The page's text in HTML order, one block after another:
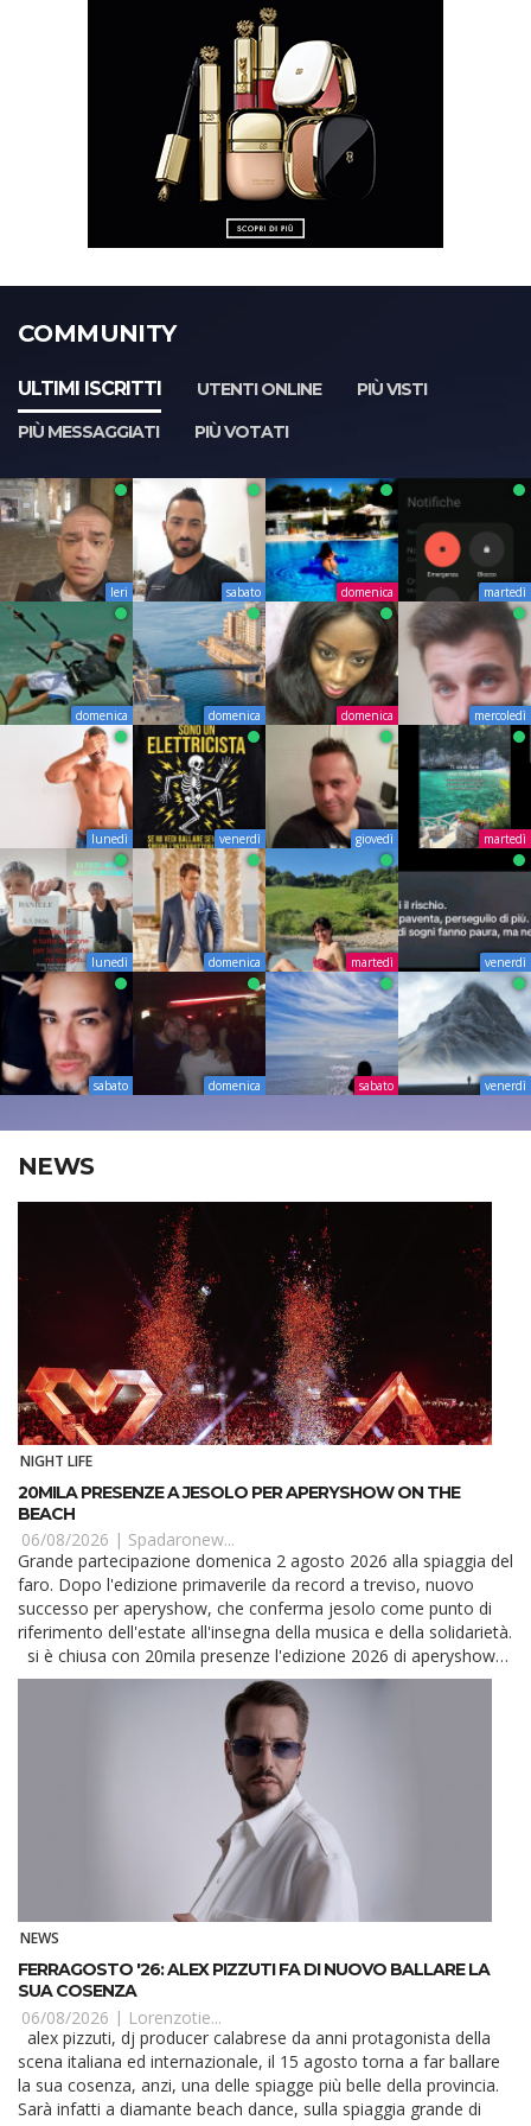
COMMUNITY
ULTIMI ISCRITTI UTENTI ONLINE
PIÙ VISTI
PIÙ MESSAGGIATI
PIÙ VOTATI
Ieri sabato domenica martedì
domenica domenica domenica mercoledì
lunedì venerdì giovedì martedì
lunedì domenica martedì venerdì
sabato domenica sabato venerdì
NEWS
NIGHT LIFE
20MILA PRESENZE A JESOLO PER APERYSHOW ON THE
BEACH
06/08/2026 | Spadaronew...
Grande partecipazione domenica 2 agosto 2026 alla spiaggia del
faro. Dopo l'edizione primaverile da record a treviso, nuovo
successo per aperyshow, che conferma jesolo come punto di
riferimento dell'estate all'insegna della musica e della solidarietà.
on the beach, svolto...
NEWS
FERRAGOSTO '26: ALEX PIZZUTI FA DI NUOVO BALLARE LA
SUA COSENZA
06/08/2026 | Lorenzotie...
scena italiana ed internazionale, il 15 agosto torna a far ballare
la sua cosenza, anzi, una delle spiagge più belle della provincia.
Sarà infatti a diamante beach dance, sulla spiaggia grande di